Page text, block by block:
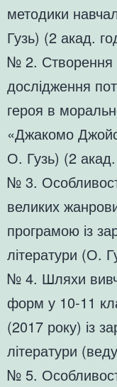
методики
Гузь) (2 акад.
№ 2. Створення
дослідження
героя в
«Джакомо
О. Гузь) (2
№ 3.
великих
програмою із
літератури (О.
№ 4. Шляхи
форм у 10-11
(2017 року) із
літератури
№ 5.